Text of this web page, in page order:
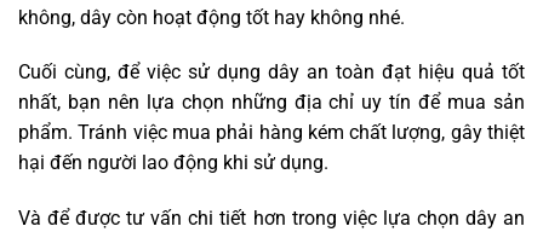
không, dây còn hoạt động tốt hay không nhé.
Cuối cùng, để việc sử dụng dây an toàn đạt hiệu quả tốt
nhất, bạn nên lựa chọn những địa chỉ uy tín để mua sản
phẩm. Tránh việc mua phải hàng kém chất lượng, gây thiệt
hại đến người lao động khi sử dụng.
Và để được tư vấn chi tiết hơn trong việc lựa chọn dây an